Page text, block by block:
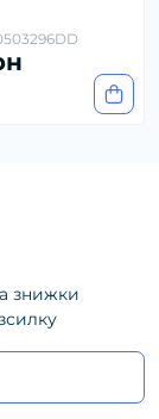
знижки